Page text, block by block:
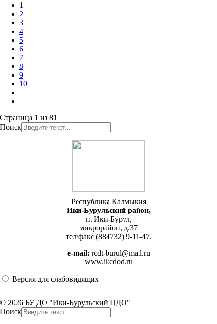
1
2
3
4
5
6
7
8
9
10
Страница 1 из 81
Поиск
Республика Калмыкия
Ики-Бурульский район,
п. Ики-Бурул,
микрорайон, д.37
тел/факс (884732) 9-11-47.
e-mail: rcdt-burul@mail.ru
www.ikcdod.ru
Версия для слабовидящих
© 2026 БУ ДО "Ики-Бурульский ЦДО"
Поиск